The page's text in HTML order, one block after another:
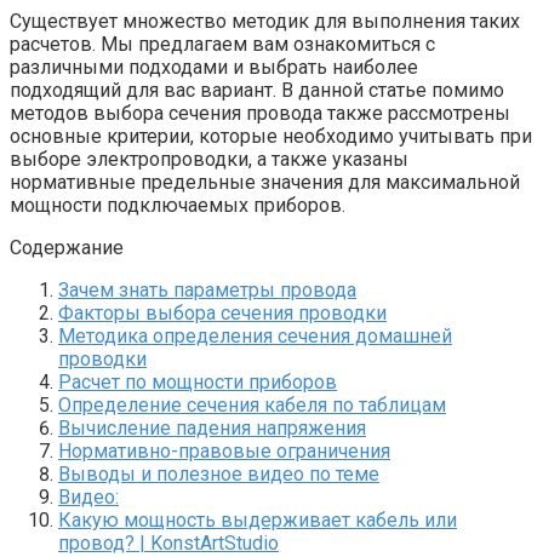
Существует множество методик для выполнения таких
расчетов. Мы предлагаем вам ознакомиться с
различными подходами и выбрать наиболее
подходящий для вас вариант. В данной статье помимо
методов выбора сечения провода также рассмотрены
основные критерии, которые необходимо учитывать при
выборе электропроводки, а также указаны
нормативные предельные значения для максимальной
мощности подключаемых приборов.
Содержание
Зачем знать параметры провода
Факторы выбора сечения проводки
Методика определения сечения домашней
проводки
Расчет по мощности приборов
Определение сечения кабеля по таблицам
Вычисление падения напряжения
Нормативно-правовые ограничения
Выводы и полезное видео по теме
Видео:
Какую мощность выдерживает кабель или
провод? | KonstArtStudio